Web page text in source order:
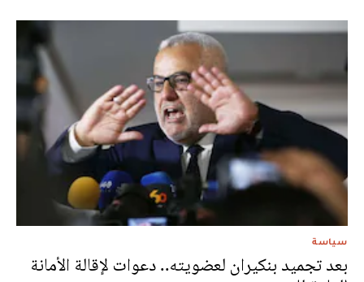
سياسة
بعد تجميد بنكيران لعضويته.. دعوات لإقالة الأمانة